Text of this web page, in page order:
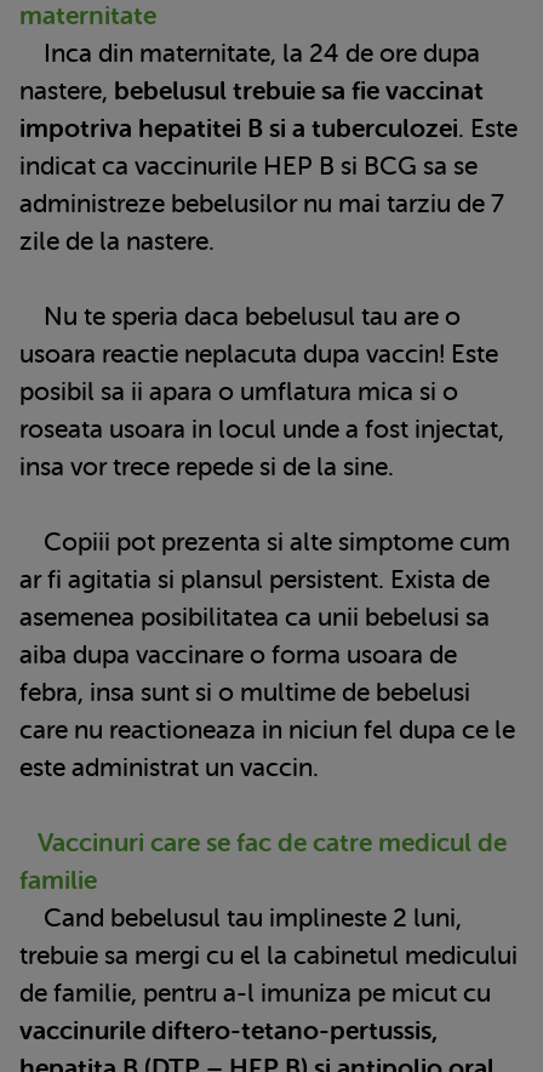
maternitate
Inca din maternitate, la 24 de ore dupa
nastere, bebelusul trebuie sa fie vaccinat
impotriva hepatitei B si a tuberculozei. Este
indicat ca vaccinurile HEP B si BCG sa se
administreze bebelusilor nu mai tarziu de 7
zile de la nastere.
Nu te speria daca bebelusul tau are o
usoara reactie neplacuta dupa vaccin! Este
posibil sa ii apara o umflatura mica si o
roseata usoara in locul unde a fost injectat,
insa vor trece repede si de la sine.
Copiii pot prezenta si alte simptome cum
ar fi agitatia si plansul persistent. Exista de
asemenea posibilitatea ca unii bebelusi sa
aiba dupa vaccinare o forma usoara de
febra, insa sunt si o multime de bebelusi
care nu reactioneaza in niciun fel dupa ce le
este administrat un vaccin.
Vaccinuri care se fac de catre medicul de
familie
Cand bebelusul tau implineste 2 luni,
trebuie sa mergi cu el la cabinetul medicului
de familie, pentru a-l imuniza pe micut cu
vaccinurile diftero-tetano-pertussis,